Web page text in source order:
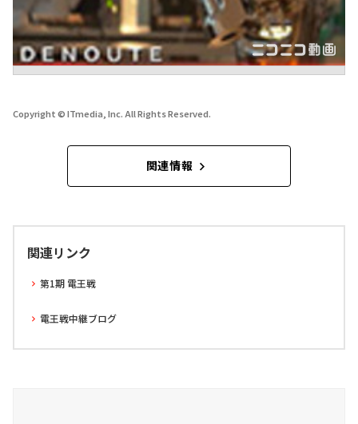
Copyright © ITmedia, Inc. All Rights Reserved.
関連情報
関連リンク
第1期 電王戦
電王戦中継ブログ